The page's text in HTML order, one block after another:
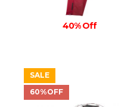
40% Off
SALE
60%OFF